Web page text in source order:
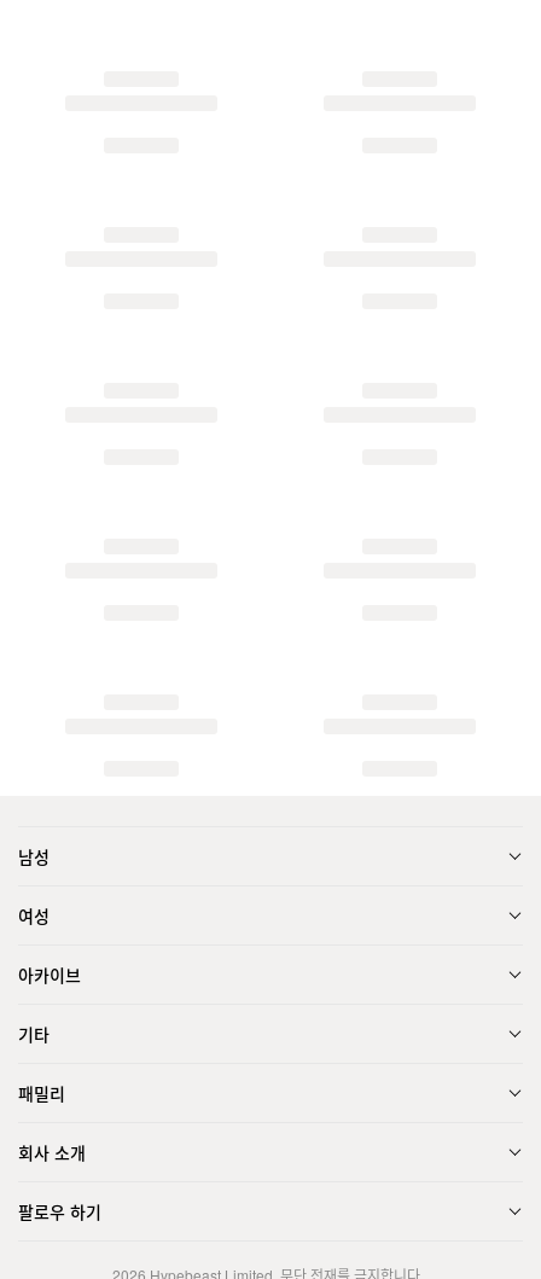
남성
여성
아카이브
기타
패밀리
회사 소개
팔로우 하기
2026 Hypebeast Limited . 무단 전재를 금지합니다.